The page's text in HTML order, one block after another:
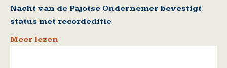
Nacht van de Pajotse Ondernemer bevestigt
status met recordeditie
Meer lezen